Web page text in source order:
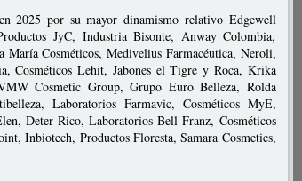
2025 por su mayor dinamismo relativo Edgewell
JyC, Industria Bisonte, Anway Colombia,
María Cosméticos, Medivelius Farmacéutica, Neroli,
Cosméticos Lehit, Jabones el Tigre y Roca, Krika
Cosmetic Group, Grupo Euro Belleza, Rolda
Laboratorios Farmavic, Cosméticos MyE,
Deter Rico, Laboratorios Bell Franz, Cosméticos
Inbiotech, Productos Floresta, Samara Cosmetics,